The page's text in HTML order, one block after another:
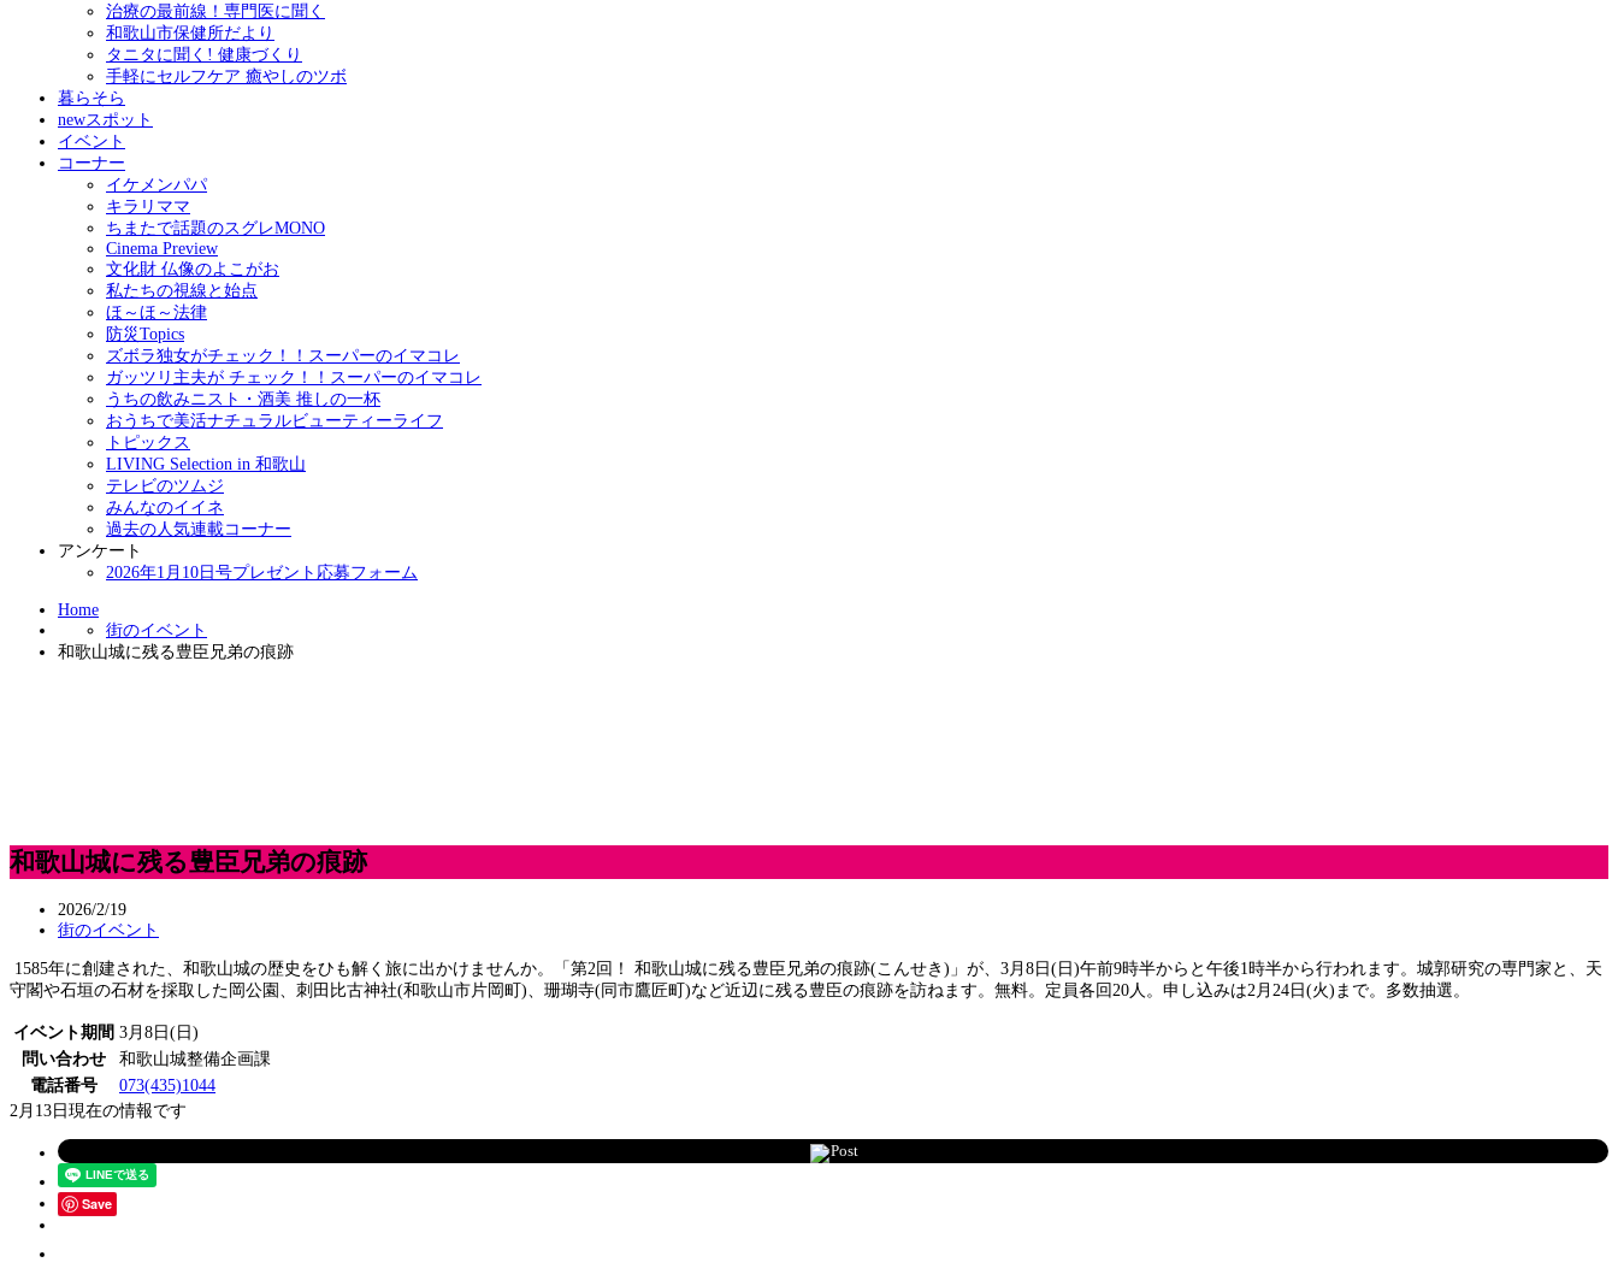
治療の最前線！専門医に聞く
和歌山市保健所だより
タニタに聞く! 健康づくり
手軽にセルフケア 癒やしのツボ
暮らそら
newスポット
イベント
コーナー
イケメンパパ
キラリママ
ちまたで話題のスグレMONO
Cinema Preview
文化財 仏像のよこがお
私たちの視線と始点
ほ～ほ～法律
防災Topics
ズボラ独女がチェック！！スーパーのイマコレ
ガッツリ主夫が チェック！！スーパーのイマコレ
うちの飲みニスト・酒美 推しの一杯
おうちで美活ナチュラルビューティーライフ
トピックス
LIVING Selection in 和歌山
テレビのツムジ
みんなのイイネ
過去の人気連載コーナー
アンケート
2026年1月10日号プレゼント応募フォーム
Home
街のイベント
和歌山城に残る豊臣兄弟の痕跡
和歌山城に残る豊臣兄弟の痕跡
2026/2/19
街のイベント
1585年に創建された、和歌山城の歴史をひも解く旅に出かけませんか。「第2回！ 和歌山城に残る豊臣兄弟の痕跡(こんせき)」が、3月8日(日)午前9時半からと午後1時半から行われます。城郭研究の専門家と、天
守閣や石垣の石材を採取した岡公園、刺田比古神社(和歌山市片岡町)、珊瑚寺(同市鷹匠町)など近辺に残る豊臣の痕跡を訪ねます。無料。定員各回20人。申し込みは2月24日(火)まで。多数抽選。
イベント期間 3月8日(日)
問い合わせ
和歌山城整備企画課
電話番号
073(435)1044
2月13日現在の情報です
Post
Save